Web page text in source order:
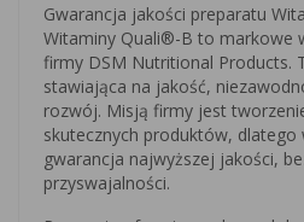
Gwarancja jakości preparatu
Witaminy Quali®-B to markowe
firmy DSM Nutritional Products.
stawiająca na jakość,
rozwój. Misją firmy jest
skutecznych produktów,
gwarancja najwyższej jakości,
przyswajalności.